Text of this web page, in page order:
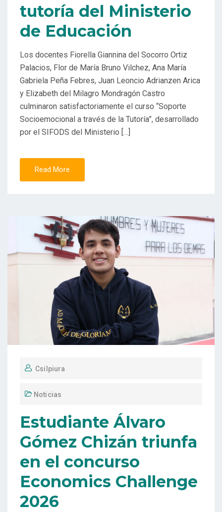
tutoría del Ministerio
de Educación
Los docentes Fiorella Giannina del Socorro Ortiz
Palacios, Flor de María Bruno Vilchez, Ana María
Gabriela Peña Febres, Juan Leoncio Adrianzen Arica
y Elizabeth del Milagro Mondragón Castro
culminaron satisfactoriamente el curso “Soporte
Socioemocional a través de la Tutoría”, desarrollado
por el SIFODS del Ministerio […]
Read More
Csilpiura
Noticias
Estudiante Álvaro
Gómez Chizán triunfa
en el concurso
Economics Challenge
2026